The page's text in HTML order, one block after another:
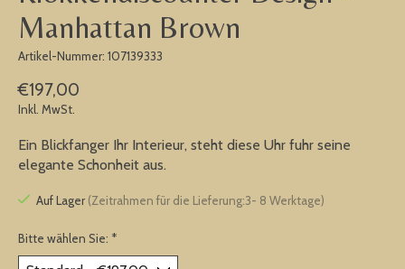
Manhattan Brown
Artikel-Nummer: 107139333
€197,00
Inkl. MwSt.
Ein Blickfanger Ihr Interieur, steht diese Uhr fuhr seine
elegante Schonheit aus.
Auf Lager (Zeitrahmen für die Lieferung:3- 8 Werktage)
Bitte wählen Sie: *